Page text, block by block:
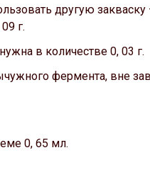
другую закваску
г.
в количестве 0, 03 г.
фермента, вне
0, 65 мл.